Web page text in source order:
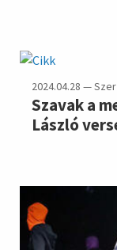
2024.04.28 —
Szavak a
László